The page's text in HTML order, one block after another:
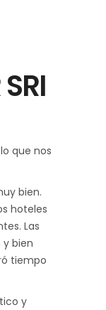
que nos
bien.
hoteles
Las
bien
tiempo
y